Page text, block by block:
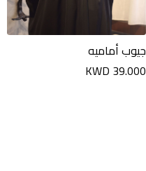
جيوب أماميه
KWD 39.000